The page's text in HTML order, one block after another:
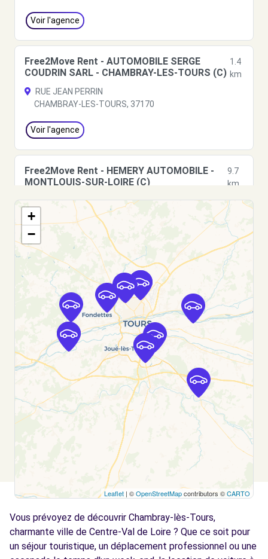
Voir l'agence
Free2Move Rent - AUTOMOBILE SERGE
COUDRIN SARL - CHAMBRAY-LES-TOURS (C)
1.4
km
RUE JEAN PERRIN
CHAMBRAY-LES-TOURS, 37170
Voir l'agence
Free2Move Rent - HEMERY AUTOMOBILE -
MONTLOUIS-SUR-LOIRE (C)
9.7
km
12 RUE PIERRE MAITRE
MONTLOUIS-SUR-LOIRE, 37270
Free2move Rent - S&You - TOURS (D)
9.8 km
20 AVENUE GUSTAVE EIFFEL
TOURS, FR-37, 37100
Voir l'agence
Free2move Rent - S&You - TOURS (C)
9.8 km
20 AVENUE GUSTAVE EIFFEL
TOURS, FR-37, 37100
Free2move Rent - GROUPE AUTOSPHERE -
ST-CYR-SUR-LOIRE (O)
km
ST-CYR-SUR-LOIRE, 37540
Voir l'agence
+
−
Leaflet | ©OpenStreetMapcontributors ©CARTO
Vous prévoyez de découvrir Chambray-lès-Tours,
charmante ville de Centre-Val de Loire ? Que ce soit pour
un séjour touristique, un déplacement professionnel ou une